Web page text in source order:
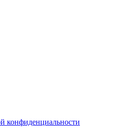
конфиденциальности